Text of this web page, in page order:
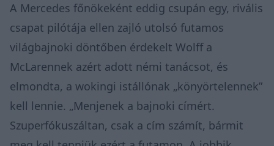
A Mercedes főnökeként eddig csupán egy, rivális
csapat pilótája ellen zajló utolsó futamos
világbajnoki döntőben érdekelt Wolff a
McLarennek azért adott némi tanácsot, és
elmondta, a wokingi istállónak „könyörtelennek”
kell lennie. „Menjenek a bajnoki címért.
Szuperfókuszáltan, csak a cím számít, bármit